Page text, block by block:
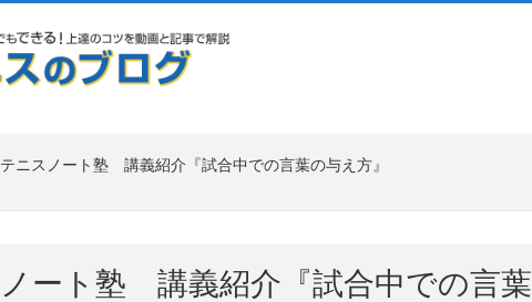
テニスノート塾 講義紹介『試合中での言葉の与え方』
ート塾 講義紹介『試合中での言葉